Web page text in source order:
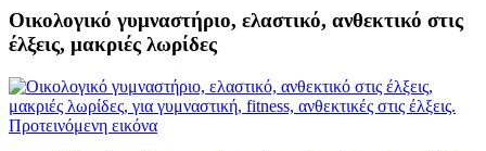
Οικολογικό γυμναστήριο, ελαστικό, ανθεκτικό στις
έλξεις, μακριές λωρίδες